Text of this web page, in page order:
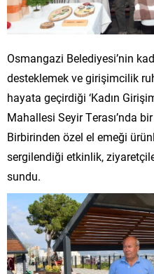
Osmangazi Belediyesi’nin
desteklemek ve girişimcilik
hayata geçirdiği ‘Kadın
Mahallesi Seyir Terası’nda
Birbirinden özel el emeği
sergilendiği etkinlik,
sundu.